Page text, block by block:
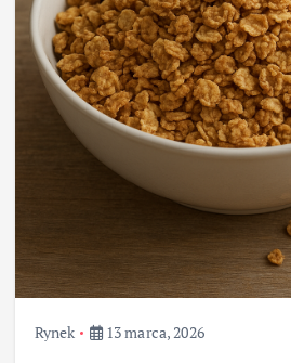
Rynek 13 marca, 2026